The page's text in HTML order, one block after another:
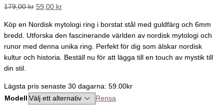
179,00kr 59,00 kr
Köp en Nordisk mytologi ring i borstat stål med guldfärg och 6mm
bredd. Utforska den fascinerande världen av nordisk mytologi och
runor med denna unika ring. Perfekt för dig som älskar nordisk
kultur och historia. Beställ nu för att lägga till en touch av mystik till
din stil.
Lägsta pris senaste 30 dagarna: 59.00kr
Modell
Rensa